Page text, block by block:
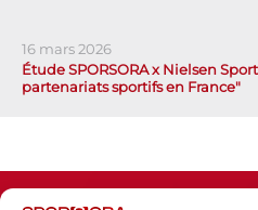
16 mars 2026
Étude SPORSORA x Nielsen
partenariats sportifs en France"